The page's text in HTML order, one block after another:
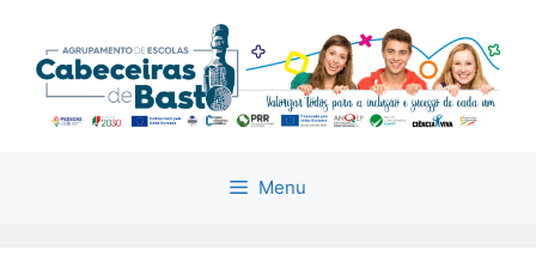
conteúdo
Menu